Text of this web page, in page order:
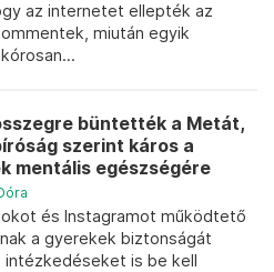
az internetet ellepték az
miután egyik
büntették a Metát,
szerint káros a
mentális egészségére
és Instagramot működtető
a gyerekek biztonságát
intézkedéseket is be kell